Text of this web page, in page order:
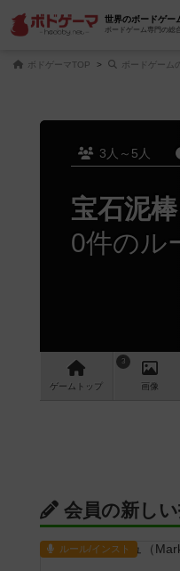
世界のボードゲー
ボードゲーム専門の総
ボドゲーマTOP ボードゲーム
3人～5人
宝石泥棒
0件のル
ゲーム トップ
3
画像
会員の新し
ルール/インスト